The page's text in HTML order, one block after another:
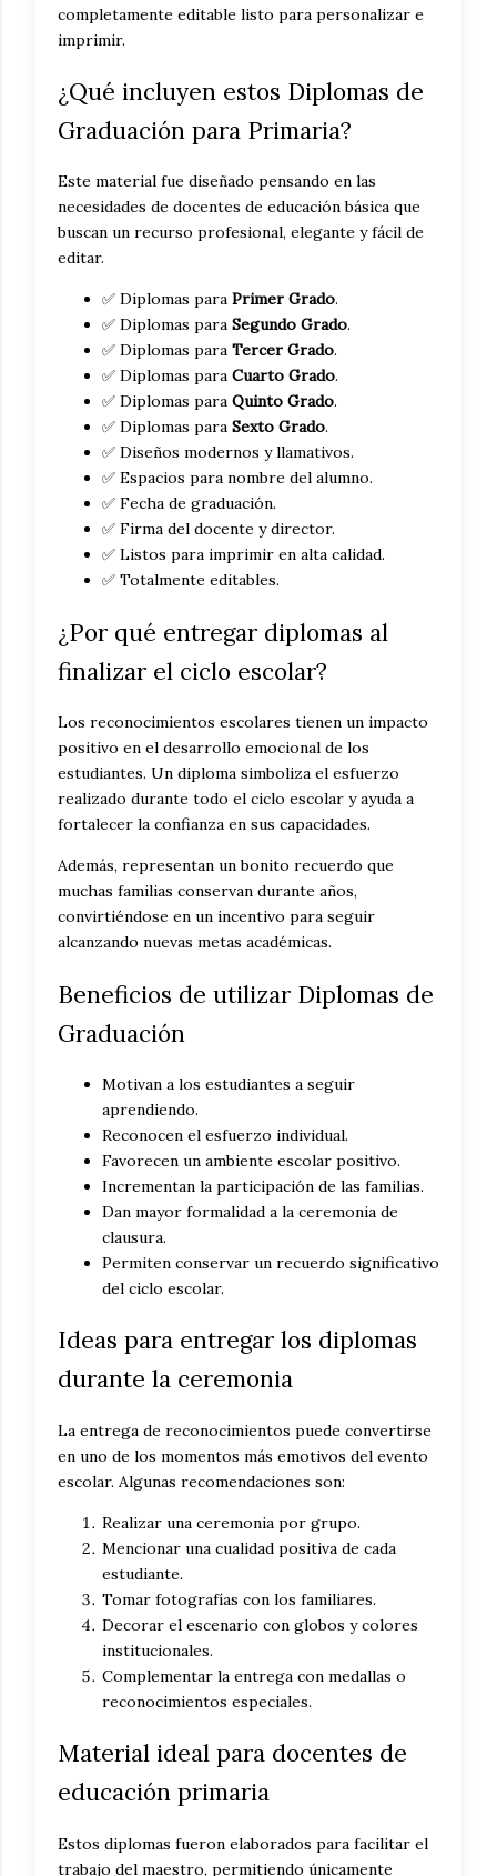
completamente editable listo para personalizar e
imprimir.
¿Qué incluyen estos Diplomas de
Graduación para Primaria?
Este material fue diseñado pensando en las
necesidades de docentes de educación básica que
buscan un recurso profesional, elegante y fácil de
editar.
✅ Diplomas para Primer Grado.
✅ Diplomas para Segundo Grado.
✅ Diplomas para Tercer Grado.
✅ Diplomas para Cuarto Grado.
✅ Diplomas para Quinto Grado.
✅ Diplomas para Sexto Grado.
✅ Diseños modernos y llamativos.
✅ Espacios para nombre del alumno.
✅ Fecha de graduación.
✅ Firma del docente y director.
✅ Listos para imprimir en alta calidad.
✅ Totalmente editables.
¿Por qué entregar diplomas al
finalizar el ciclo escolar?
Los reconocimientos escolares tienen un impacto
positivo en el desarrollo emocional de los
estudiantes. Un diploma simboliza el esfuerzo
realizado durante todo el ciclo escolar y ayuda a
fortalecer la confianza en sus capacidades.
Además, representan un bonito recuerdo que
muchas familias conservan durante años,
convirtiéndose en un incentivo para seguir
alcanzando nuevas metas académicas.
Beneficios de utilizar Diplomas de
Graduación
Motivan a los estudiantes a seguir
aprendiendo.
Reconocen el esfuerzo individual.
Favorecen un ambiente escolar positivo.
Incrementan la participación de las familias.
Dan mayor formalidad a la ceremonia de
clausura.
Permiten conservar un recuerdo significativo
del ciclo escolar.
Ideas para entregar los diplomas
durante la ceremonia
La entrega de reconocimientos puede convertirse
en uno de los momentos más emotivos del evento
escolar. Algunas recomendaciones son:
Realizar una ceremonia por grupo.
Mencionar una cualidad positiva de cada
estudiante.
Tomar fotografías con los familiares.
Decorar el escenario con globos y colores
institucionales.
Complementar la entrega con medallas o
reconocimientos especiales.
Material ideal para docentes de
educación primaria
Estos diplomas fueron elaborados para facilitar el
trabajo del maestro, permitiendo únicamente